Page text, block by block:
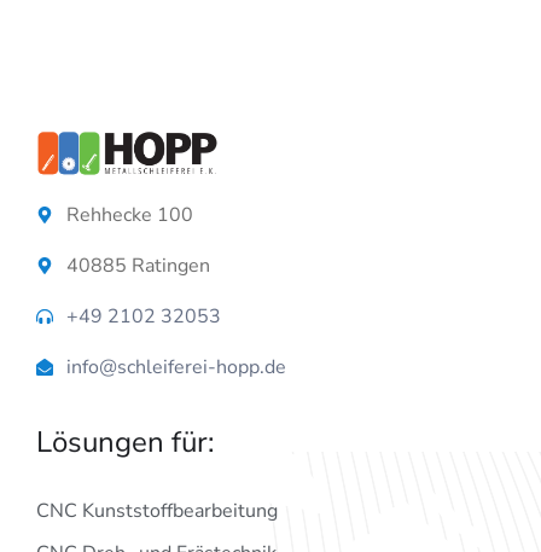
Rehhecke 100
40885 Ratingen
+49 2102 32053
info@schleiferei-hopp.de
Lösungen für:
CNC Kunststoffbearbeitung